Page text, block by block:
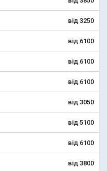
від 3250
від 6100
від 6100
від 6100
від 3050
від 5100
від 6100
від 3800